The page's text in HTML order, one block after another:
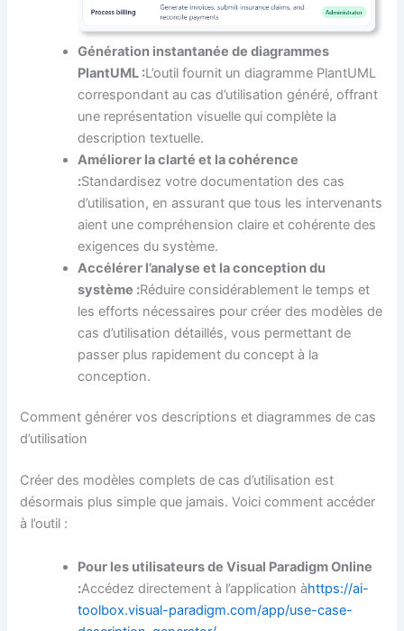
Génération instantanée de diagrammes
PlantUML :L’outil fournit un diagramme PlantUML
correspondant au cas d’utilisation généré, offrant
une représentation visuelle qui complète la
description textuelle.
Améliorer la clarté et la cohérence
:Standardisez votre documentation des cas
d’utilisation, en assurant que tous les intervenants
aient une compréhension claire et cohérente des
exigences du système.
Accélérer l’analyse et la conception du
système :Réduire considérablement le temps et
les efforts nécessaires pour créer des modèles de
cas d’utilisation détaillés, vous permettant de
passer plus rapidement du concept à la
conception.
Comment générer vos descriptions et diagrammes de cas
d’utilisation
Créer des modèles complets de cas d’utilisation est
désormais plus simple que jamais. Voici comment accéder
à l’outil :
Pour les utilisateurs de Visual Paradigm Online
:Accédez directement à l’application àhttps://ai-
toolbox.visual-paradigm.com/app/use-case-